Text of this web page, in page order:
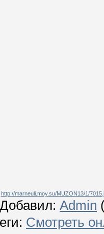
http://marneuli.moy.su/MUZON13/1/
Добавил: Admin
: Смотреть